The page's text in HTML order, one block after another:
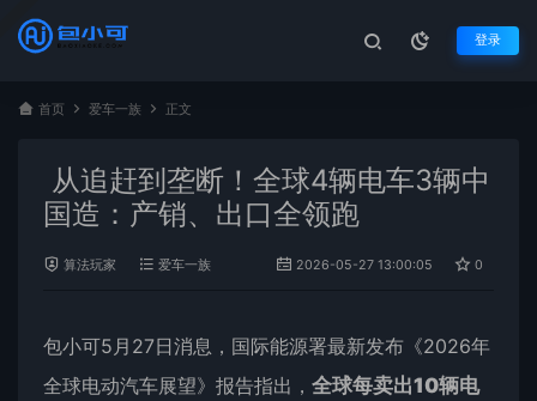
登录
首页 爱车一族 正文
从追赶到垄断！全球4辆电车3辆中
国造：产销、出口全领跑
算法玩家 爱车一族 2026-05-27 13:00:05 0
包小可5月27日消息，国际能源署最新发布《2026年
全球电动汽车展望》报告指出， 全球每卖出10辆电